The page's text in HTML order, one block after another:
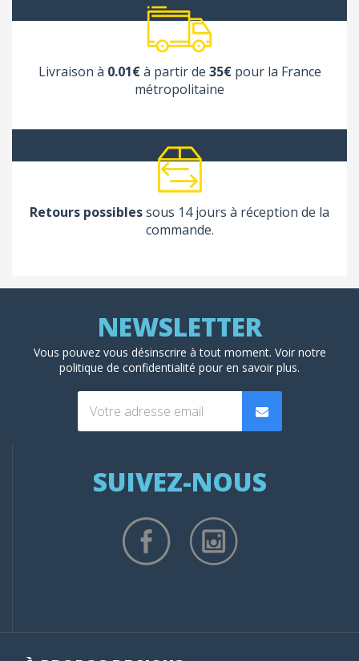
Livraison à 0.01€à partir de 35€pour la France
métropolitaine
Retours possiblessous 14 jours à réception de la
commande.
Vous pouvez vous désinscrire à tout moment. Voir notre
politique de confidentialité pour en savoir plus.
SUIVEZ-NOUS